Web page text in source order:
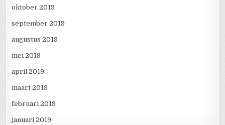
oktober 2019
september 2019
augustus 2019
mei 2019
april 2019
maart 2019
februari 2019
januari 2019